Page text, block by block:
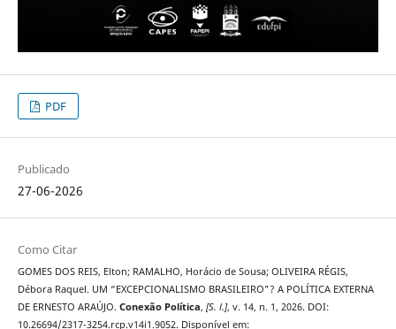
PDF
Publicado
27-06-2026
Como Citar
GOMES DOS REIS, Elton; RAMALHO, Horácio de Sousa; OLIVEIRA RÉGIS,
Débora Raquel. UM “EXCEPCIONALISMO BRASILEIRO”? A POLÍTICA EXTERNA
DE ERNESTO ARAÚJO. Conexão Política, [S. l.], v. 14, n. 1, 2026. DOI:
10.26694/2317-3254.rcp.v14i1.9052. Disponível em: